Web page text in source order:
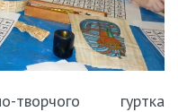
творчого гуртка